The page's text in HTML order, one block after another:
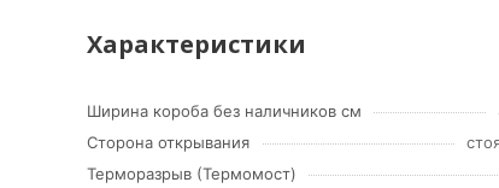
Характеристики
Ширина короба без наличников см
Сторона открывания
Терморазрыв (Термомост)